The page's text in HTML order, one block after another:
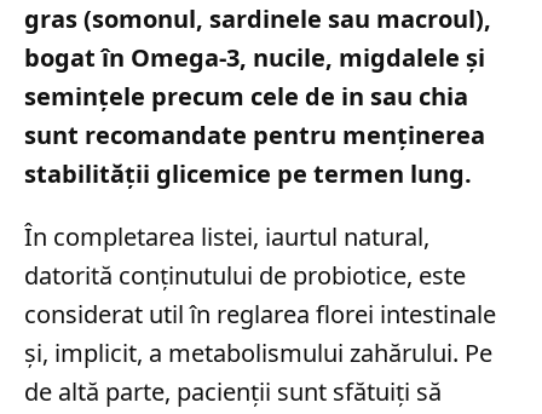
gras (somonul, sardinele sau macroul),
bogat în Omega-3, nucile, migdalele și
semințele precum cele de in sau chia
sunt recomandate pentru menținerea
stabilității glicemice pe termen lung.
În completarea listei, iaurtul natural,
datorită conținutului de probiotice, este
considerat util în reglarea florei intestinale
și, implicit, a metabolismului zahărului. Pe
de altă parte, pacienții sunt sfătuiți să